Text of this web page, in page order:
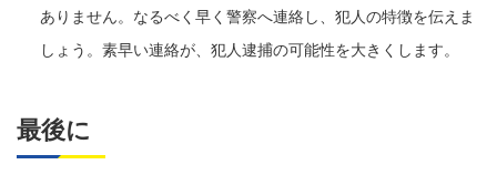
ありません。なるべく早く警察へ連絡し、犯人の特徴を伝えま
しょう。素早い連絡が、犯人逮捕の可能性を大きくします。
最後に